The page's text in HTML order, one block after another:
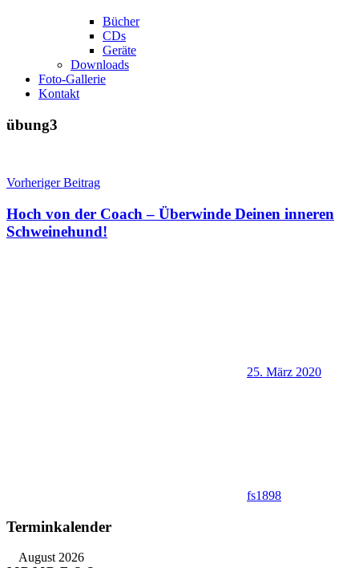
Bücher
CDs
Geräte
Downloads
Foto-Gallerie
Kontakt
übung3
Beitragsnavigation
Vorheriger Beitrag
Hoch von der Coach – Überwinde Deinen inneren
Schweinehund!
25. März 2020
fs1898
Terminkalender
August 2026